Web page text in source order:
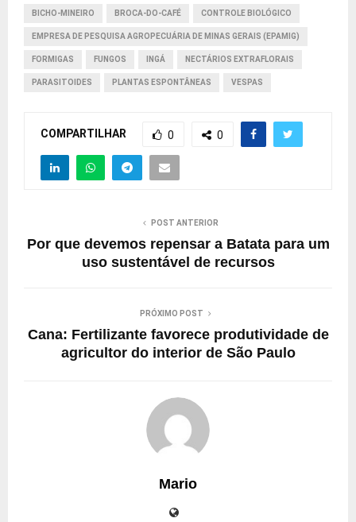
BICHO-MINEIRO BROCA-DO-CAFÉ CONTROLE BIOLÓGICO
EMPRESA DE PESQUISA AGROPECUÁRIA DE MINAS GERAIS (EPAMIG)
FORMIGAS FUNGOS INGÁ NECTÁRIOS EXTRAFLORAIS
PARASITOIDES PLANTAS ESPONTÂNEAS VESPAS
COMPARTILHAR 0 0
POST ANTERIOR
Por que devemos repensar a Batata para um
uso sustentável de recursos
PRÓXIMO POST
Cana: Fertilizante favorece produtividade de
agricultor do interior de São Paulo
Mario